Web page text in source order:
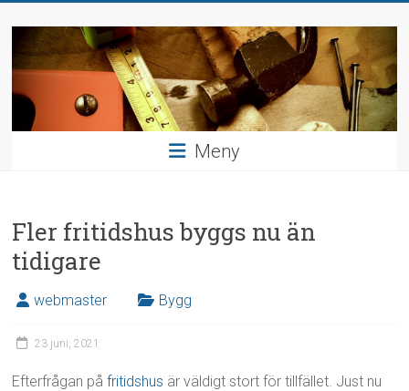
innehåll
Bygga
och
inreda
Meny
Fler fritidshus byggs nu än
tidigare
webmaster Bygg
23 juni, 2021
Efterfrågan påfritidshus är väldigt stort för tillfället. Just nu